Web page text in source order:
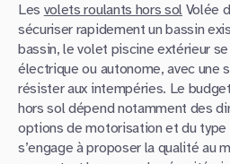
Les volets roulants hors sol Volée
sécuriser rapidement un bassin
bassin, le volet piscine extérieur
électrique ou autonome, avec une
résister aux intempéries. Le
hors sol dépend notamment des
options de motorisation et du type
s’engage à proposer la qualité au